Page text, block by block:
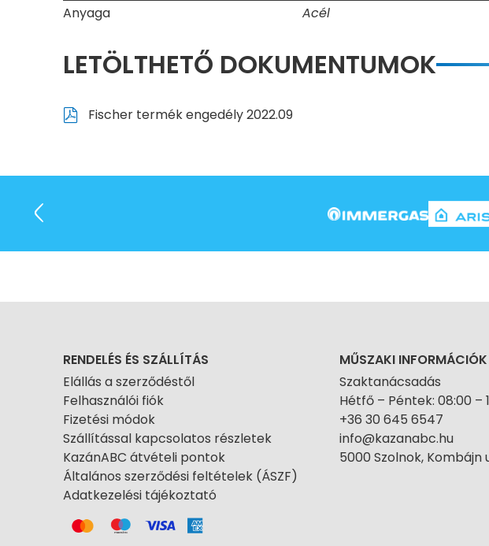
Anyaga
Acél
LETÖLTHETŐ DOKUMENTUMOK
Fischer termék engedély 2022.09
RENDELÉS ÉS SZÁLLÍTÁS
Elállás a szerződéstől
Felhasználói fiók
Fizetési módok
Szállítással kapcsolatos részletek
KazánABC átvételi pontok
Általános szerződési feltételek (ÁSZF)
Adatkezelési tájékoztató
MŰSZAKI INFORMÁCIÓK
Szaktanácsadás
Hétfő – Péntek: 08:00 –
+36 30 645 6547
info@kazanabc.hu
5000 Szolnok, Kombájn